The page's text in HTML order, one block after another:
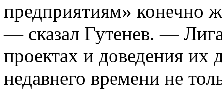
предприятиям» конечно
— сказал Гутенев. — Лига
проектах и доведения их
недавнего времени не